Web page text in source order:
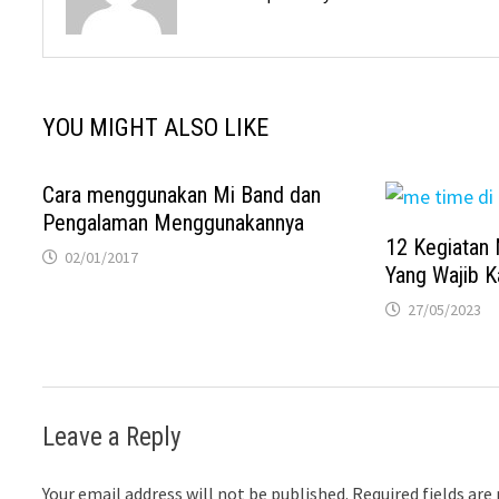
YOU MIGHT ALSO LIKE
Cara menggunakan Mi Band dan
Pengalaman Menggunakannya
02/01/2017
12 Kegiatan
Yang Wajib
27/05/2023
Leave a Reply
Your email address will not be published. Required fields